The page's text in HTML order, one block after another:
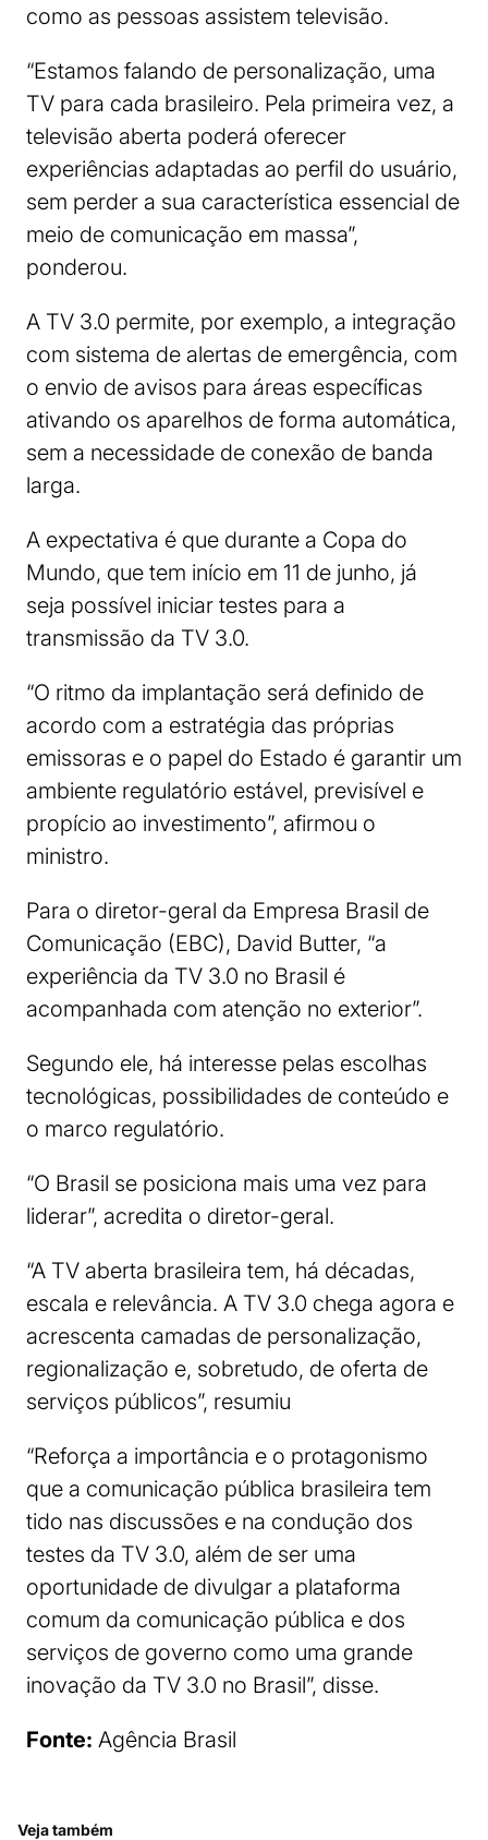
como as pessoas assistem televisão.
“Estamos falando de personalização, uma
TV para cada brasileiro. Pela primeira vez, a
televisão aberta poderá oferecer
experiências adaptadas ao perfil do usuário,
sem perder a sua característica essencial de
meio de comunicação em massa”,
ponderou.
A TV 3.0 permite, por exemplo, a integração
com sistema de alertas de emergência, com
o envio de avisos para áreas específicas
ativando os aparelhos de forma automática,
sem a necessidade de conexão de banda
larga.
A expectativa é que durante a Copa do
Mundo, que tem início em 11 de junho, já
seja possível iniciar testes para a
transmissão da TV 3.0.
“O ritmo da implantação será definido de
acordo com a estratégia das próprias
emissoras e o papel do Estado é garantir um
ambiente regulatório estável, previsível e
propício ao investimento”, afirmou o
ministro.
Para o diretor-geral da Empresa Brasil de
Comunicação (EBC), David Butter, “a
experiência da TV 3.0 no Brasil é
acompanhada com atenção no exterior”.
Segundo ele, há interesse pelas escolhas
tecnológicas, possibilidades de conteúdo e
o marco regulatório.
“O Brasil se posiciona mais uma vez para
liderar”, acredita o diretor-geral.
“A TV aberta brasileira tem, há décadas,
escala e relevância. A TV 3.0 chega agora e
acrescenta camadas de personalização,
regionalização e, sobretudo, de oferta de
serviços públicos”, resumiu
“Reforça a importância e o protagonismo
que a comunicação pública brasileira tem
tido nas discussões e na condução dos
testes da TV 3.0, além de ser uma
oportunidade de divulgar a plataforma
comum da comunicação pública e dos
serviços de governo como uma grande
inovação da TV 3.0 no Brasil”, disse.
Fonte: Agência Brasil
Veja também